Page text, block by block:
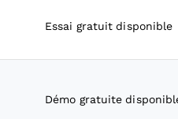
Essai gratuit disponible
Démo gratuite